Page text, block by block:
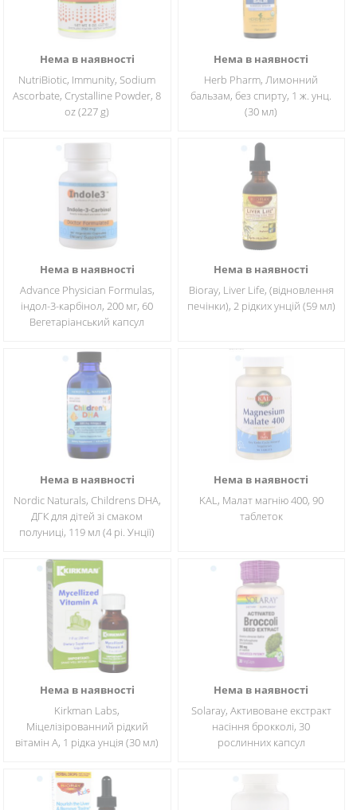
Нема в наявності
NutriBiotic, Immunity, Sodium
Ascorbate, Crystalline Powder, 8
oz (227 g)
Нема в наявності
Herb Pharm, Лимонний
бальзам, без спирту, 1 ж. унц.
(30 мл)
Нема в наявності
Advance Physician Formulas,
індол-3-карбінол, 200 мг, 60
Вегетаріанський капсул
Нема в наявності
Bioray, Liver Life, (відновлення
печінки), 2 рідких унцій (59 мл)
Нема в наявності
Nordic Naturals, Childrens DHA,
ДГК для дітей зі смаком
полуниці, 119 мл (4 рі. Унції)
Нема в наявності
KAL, Малат магнію 400, 90
таблеток
Нема в наявності
Kirkman Labs,
Міцелізірованний рідкий
вітамін A, 1 рідка унція (30 мл)
Нема в наявності
Solaray, Активоване екстракт
насіння брокколі, 30
рослинних капсул